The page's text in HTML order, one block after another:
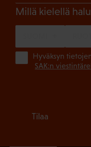
Millä kielellä
Hyväksyn
SAK:n
Tilaa